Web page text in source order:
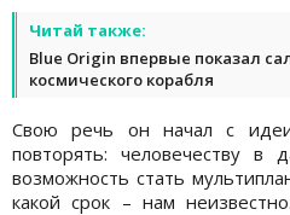
Читай также:
Blue Origin впервые показал
космического корабля
Свою речь он начал с
повторять: человечеству в
возможность стать
какой срок – нам